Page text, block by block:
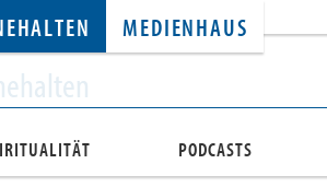
MEDIENHAUS
PODCASTS